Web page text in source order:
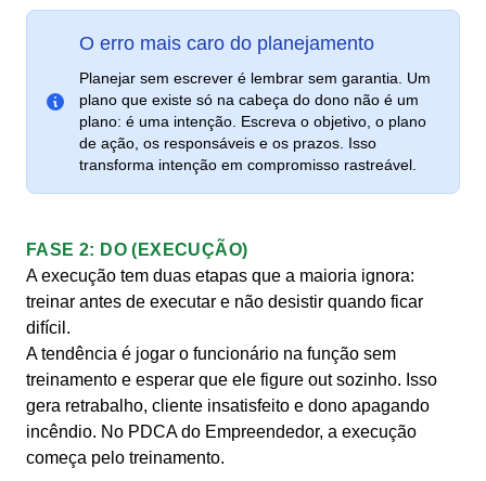
O erro mais caro do planejamento
Planejar sem escrever é lembrar sem garantia. Um
plano que existe só na cabeça do dono não é um
plano: é uma intenção. Escreva o objetivo, o plano
de ação, os responsáveis e os prazos. Isso
transforma intenção em compromisso rastreável.
FASE 2: DO (EXECUÇÃO)
A execução tem duas etapas que a maioria ignora:
treinar antes de executar e não desistir quando ficar
difícil.
A tendência é jogar o funcionário na função sem
treinamento e esperar que ele figure out sozinho. Isso
gera retrabalho, cliente insatisfeito e dono apagando
incêndio. No PDCA do Empreendedor, a execução
começa pelo treinamento.